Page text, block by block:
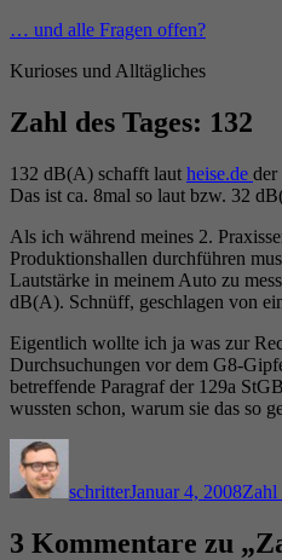
Zum
springen
… und alle Fragen offen?
Kurioses und Alltägliches
Zahl des Tages: 132
132 dB(A) schafft laut heise.de der
Das ist ca. 8mal so laut bzw. 32
Als ich während meines 2.
Produktionshallen durchführen
Lautstärke in meinem Auto zu
dB(A). Schnüff, geschlagen von
Eigentlich wollte ich ja was zur
Durchsuchungen vor dem G8-
betreffende Paragraf der 129a
wussten schon, warum sie das so
schritterJanuar 4, 2008Zahl
3 Kommentare zu